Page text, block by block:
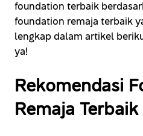
foundation terbaik
foundation remaja terbaik
lengkap dalam artikel
ya!
Rekomendasi
Remaja Terbaik